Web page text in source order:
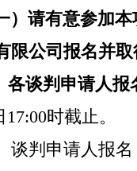
）请有意参加
限公司报名并取
各谈判申请人报
17:00时截止。
谈判申请人报名